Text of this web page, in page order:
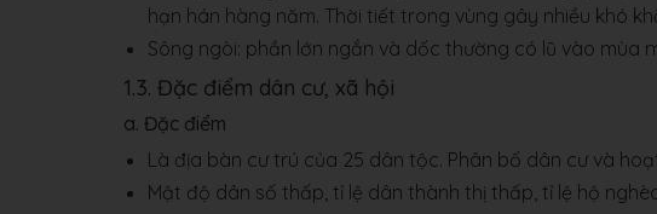
hạn hán hàng năm. Thời tiết trong vùng gây nhiều khó
Sông ngòi: phần lớn ngắn và dốc thường có lũ vào mùa
1.3. Đặc điểm dân cư, xã hội
a. Đặc điểm
Là địa bàn cư trú của 25 dân tộc. Phân bố dân cư và
Mật độ dân số thấp, tỉ lệ dân thành thị thấp, tỉ lệ hộ